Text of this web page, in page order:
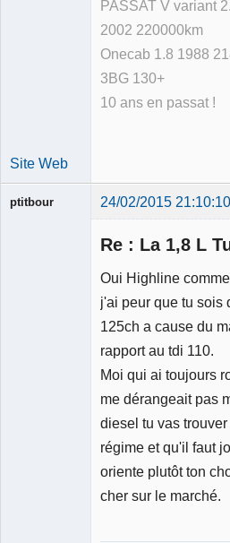
PASSAT V variant
2002 220000km
Onecab 1.8 1988
3BG 130+
10 ans en passat !
Site Web
ptitbour 24/02/2015 21:10:10
Re : La 1,8 L
Oui Highline
j'ai peur que tu sois
125ch a cause du
rapport au tdi 110.
Moi qui ai toujours
me dérangeait pas
diesel tu vas
régime et qu'il faut
oriente plutôt ton
cher sur le marché.